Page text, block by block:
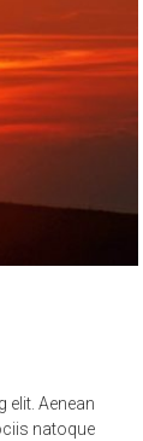
elit. Aenean
natoque